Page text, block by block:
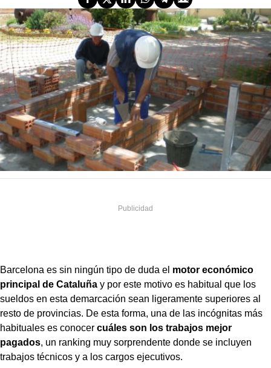
Barcelona es sin ningún tipo de duda el motor económico
principal de Cataluña y por este motivo es habitual que los
sueldos en esta demarcación sean ligeramente superiores al
resto de provincias. De esta forma, una de las incógnitas más
habituales es conocer cuáles son los trabajos mejor
pagados, un ranking muy sorprendente donde se incluyen
trabajos técnicos y a los cargos ejecutivos.